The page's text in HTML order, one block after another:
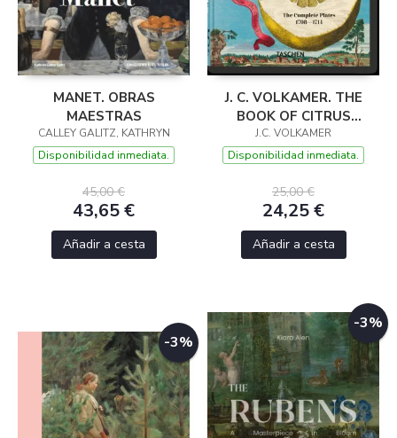
MANET. OBRAS
MAESTRAS
CALLEY GALITZ, KATHRYN
Disponibilidad inmediata.
45,00 €
43,65 €
Añadir a cesta
J. C. VOLKAMER. THE
BOOK OF CITRUS
FRUITS. 45TH ED.
J.C. VOLKAMER
Disponibilidad inmediata.
25,00 €
24,25 €
Añadir a cesta
-3%
-3%